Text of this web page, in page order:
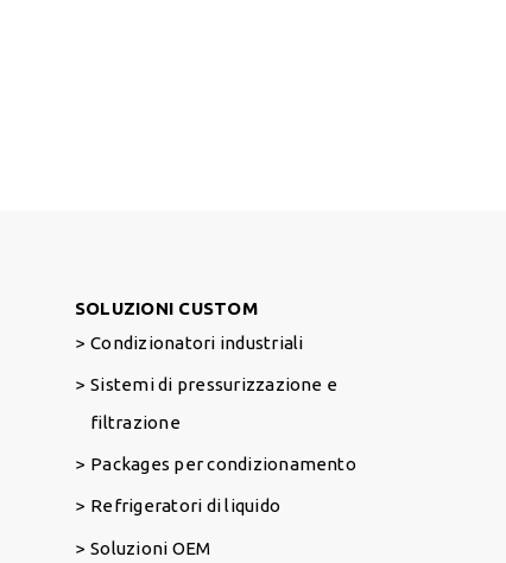
Footer Right
SOLUZIONI CUSTOM
Condizionatori industriali
Sistemi di pressurizzazione e
filtrazione
Packages per condizionamento
Refrigeratori di liquido
Soluzioni OEM